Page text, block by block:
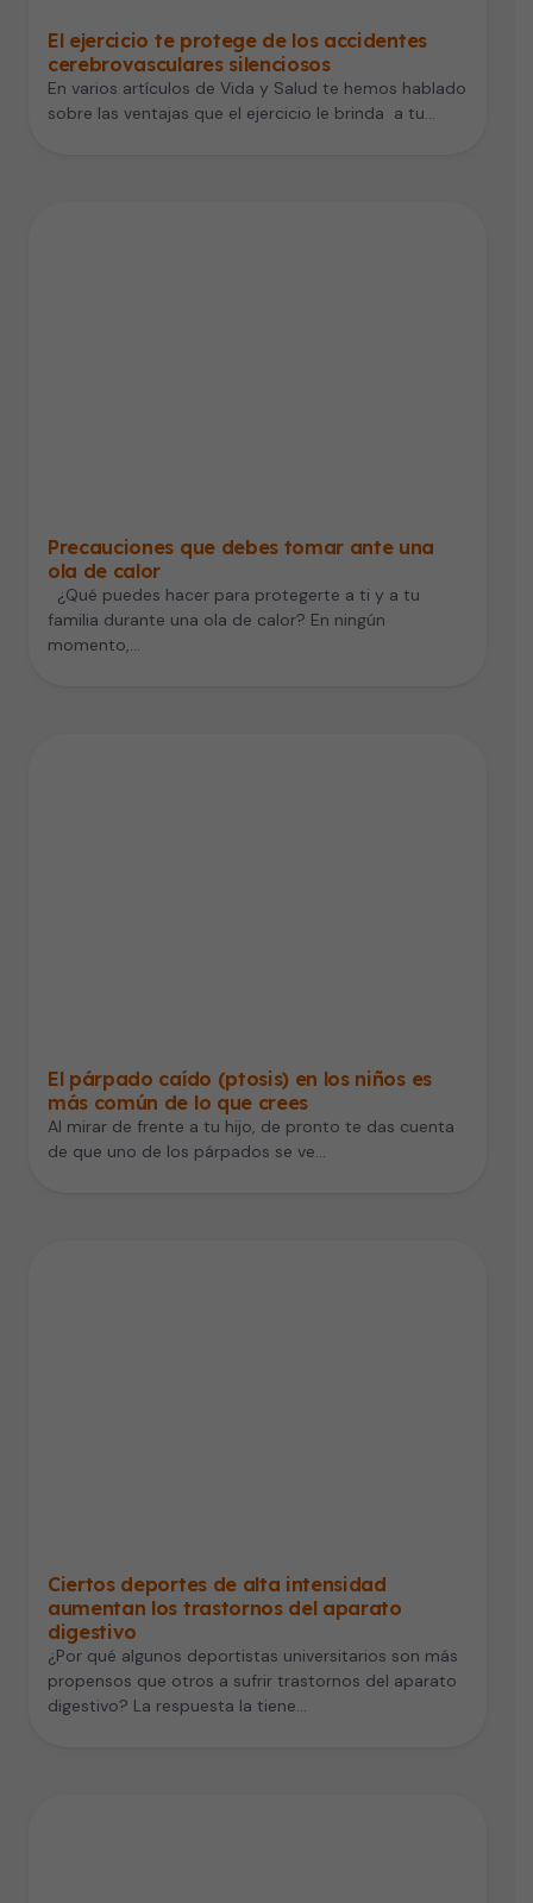
El ejercicio te protege de los accidentes
cerebrovasculares silenciosos
En varios artículos de Vida y Salud te hemos hablado
sobre las ventajas que el ejercicio le brinda a tu…
Precauciones que debes tomar ante una
ola de calor
¿Qué puedes hacer para protegerte a ti y a tu
familia durante una ola de calor? En ningún
momento,…
El párpado caído (ptosis) en los niños es
más común de lo que crees
Al mirar de frente a tu hijo, de pronto te das cuenta
de que uno de los párpados se ve…
Ciertos deportes de alta intensidad
aumentan los trastornos del aparato
digestivo
¿Por qué algunos deportistas universitarios son más
propensos que otros a sufrir trastornos del aparato
digestivo? La respuesta la tiene…